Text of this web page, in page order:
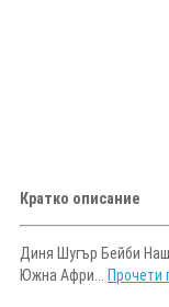
Кратко описание
Диня Шугър Бейби
Южна Афри... Прочети